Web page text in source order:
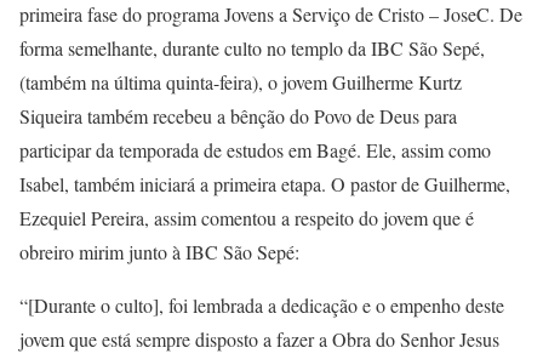
primeira fase do programa Jovens a Serviço de Cristo – JoseC. De
forma semelhante, durante culto no templo da IBC São Sepé,
(também na última quinta-feira), o jovem Guilherme Kurtz
Siqueira também recebeu a bênção do Povo de Deus para
participar da temporada de estudos em Bagé. Ele, assim como
Isabel, também iniciará a primeira etapa. O pastor de Guilherme,
Ezequiel Pereira, assim comentou a respeito do jovem que é
obreiro mirim junto à IBC São Sepé:
“[Durante o culto], foi lembrada a dedicação e o empenho deste
jovem que está sempre disposto a fazer a Obra do Senhor Jesus